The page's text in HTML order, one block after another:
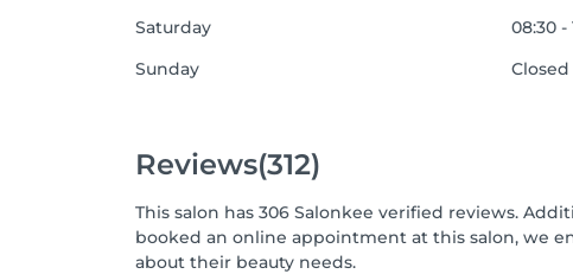
Saturday
08:30 -
Sunday
Closed
Reviews(312)
This salon has 306 Salonkee verified reviews.
booked an online appointment at this salon, we
about their beauty needs.